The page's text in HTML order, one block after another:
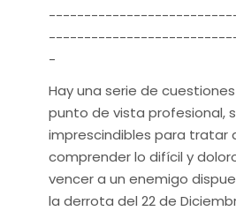
-
Hay una serie de
punto de vista profesional,
imprescindibles para tratar
comprender lo difícil y
vencer a un enemigo
la derrota del 22 de